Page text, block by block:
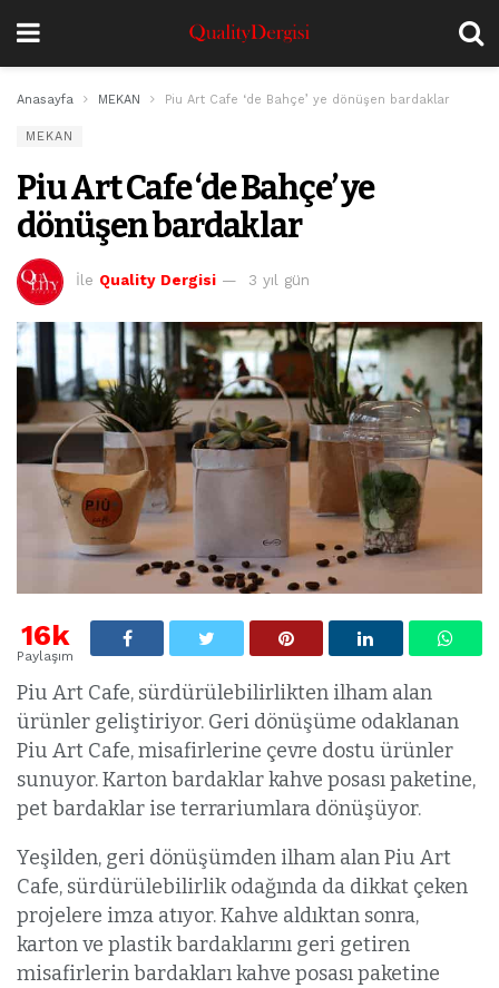
Anasayfa MEKAN Piu Art Cafe ‘de Bahçe’ ye dönüşen bardaklar
MEKAN
Piu Art Cafe ‘de Bahçe’ ye
dönüşen bardaklar
İle Quality Dergisi 3 yıl gün
16k
Paylaşım
Piu Art Cafe, sürdürülebilirlikten ilham alan
ürünler geliştiriyor. Geri dönüşüme odaklanan
Piu Art Cafe, misafirlerine çevre dostu ürünler
sunuyor. Karton bardaklar kahve posası paketine,
pet bardaklar ise terrariumlara dönüşüyor.
Yeşilden, geri dönüşümden ilham alan Piu Art
Cafe, sürdürülebilirlik odağında da dikkat çeken
projelere imza atıyor. Kahve aldıktan sonra,
karton ve plastik bardaklarını geri getiren
misafirlerin bardakları kahve posası paketine